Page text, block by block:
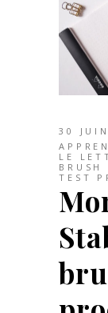
30
LE
BRUSH
TEST